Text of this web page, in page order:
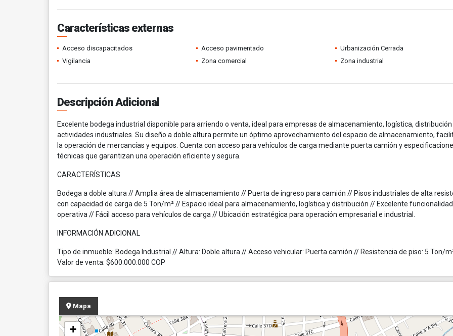
Características externas
Acceso discapacitados Acceso pavimentado
Urbanización Cerrada
Vigilancia
Zona comercial Zona industrial
Descripción Adicional
Excelente bodega industrial disponible para arriendo o venta, ideal para empresas de almacenamiento, logística, distribución
actividades industriales. Su diseño a doble altura permite un óptimo aprovechamiento del espacio de almacenamiento,
la operación de mercancías y equipos. Cuenta con acceso para vehículos de carga mediante puerta camión y
técnicas que garantizan una operación eficiente y segura.
CARACTERÍSTICAS
Bodega a doble altura // Amplia área de almacenamiento // Puerta de ingreso para camión // Pisos industriales de alta
con capacidad de carga de 5 Ton/m² // Espacio ideal para almacenamiento, logística y distribución // Excelente funcionalidad
operativa // Fácil acceso para vehículos de carga // Ubicación estratégica para operación empresarial e industrial.
INFORMACIÓN ADICIONAL
Tipo de inmueble: Bodega Industrial // Altura: Doble altura // Acceso vehicular: Puerta camión // Resistencia de piso: 5 Ton/
Valor de venta: $600.000.000 COP
Mapa
+